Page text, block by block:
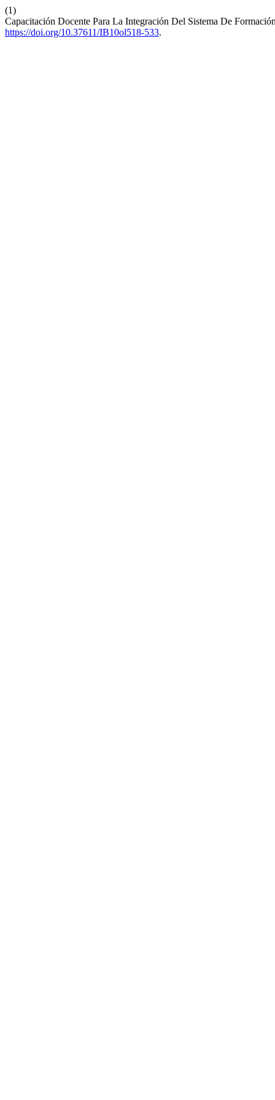
(1)
Capacitación Docente Para La Integración Del Sistema De
https://doi.org/10.37611/IB10ol518-533.